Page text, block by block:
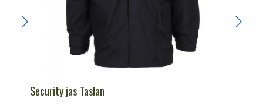
Security jas Taslan